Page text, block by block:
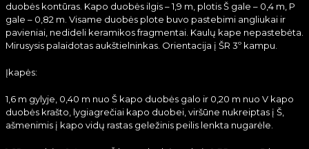
duobės kontūras. Kapo duobės ilgis – 1,9 m, plotis Š gale – 0,4 m, P
gale – 0,82 m. Visame duobės plote buvo pastebimi angliukai ir
pavieniai, nedideli keramikos fragmentai. Kaulų kape nepastebėta.
Mirusysis palaidotas aukštielninkas. Orientacija į ŠR 3º kampu.
Įkapės:
1,6 m gylyje, 0,40 m nuo Š kapo duobės galo ir 0,20 m nuo V kapo
duobės krašto, lygiagrečiai kapo duobei, viršūne nukreiptas į Š,
ašmenimis į kapo vidų rastas geležinis peilis lenkta nugarėle.